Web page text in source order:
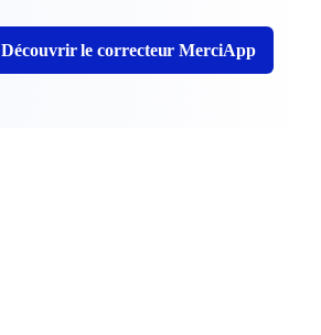
Découvrir le correcteur MerciApp